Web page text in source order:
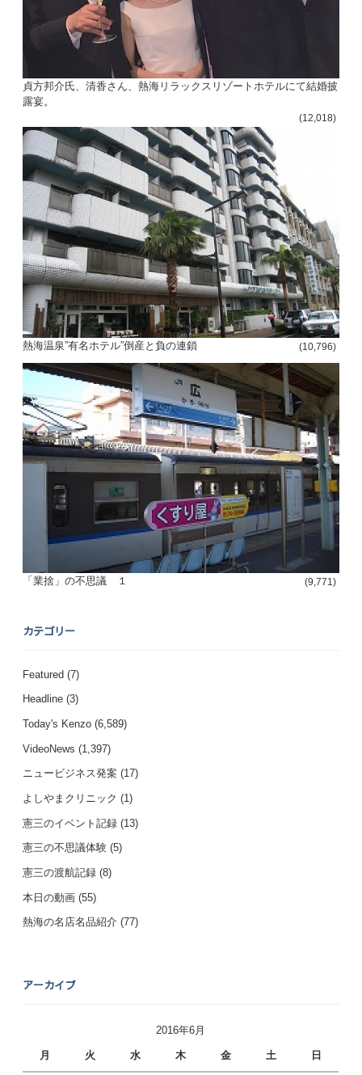
貞方邦介氏、清香さん、熱海リラックスリゾートホテルにて結婚披
露宴。
(12,018)
熱海温泉”有名ホテル”倒産と負の連鎖 (10,796)
「業捨」の不思議 １ (9,771)
カテゴリー
Featured (7)
Headline (3)
Today's Kenzo (6,589)
VideoNews (1,397)
ニュービジネス発案 (17)
よしやまクリニック (1)
憲三のイベント記録 (13)
憲三の不思議体験 (5)
憲三の渡航記録 (8)
本日の動画 (55)
熱海の名店名品紹介 (77)
アーカイブ
2016年6月
月 火 水 木 金 土 日